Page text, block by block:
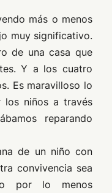
más o menos
muy significativo.
de una casa que
Y a los cuatro
Es maravilloso lo
los niños a través
reparando
de un niño con
convivencia sea
por lo menos